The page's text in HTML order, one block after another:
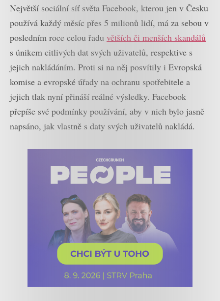
Největší sociální síť světa Facebook, kterou jen v Česku
používá každý měsíc přes 5 milionů lidí, má za sebou v
posledním roce celou řadu větších či menších skandálů
s únikem citlivých dat svých uživatelů, respektive s
jejich nakládáním. Proti si na něj posvítily i Evropská
komise a evropské úřady na ochranu spotřebitele a
jejich tlak nyní přináší reálné výsledky. Facebook
přepíše své podmínky používání, aby v nich bylo jasně
napsáno, jak vlastně s daty svých uživatelů nakládá.